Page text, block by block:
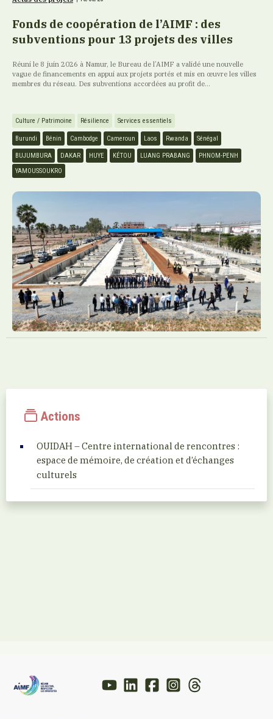
Fonds de coopération de l’AIMF : des
subventions pour 13 projets des villes
Réuni le 8 juin 2026 à Namur, le Bureau de l’AIMF a validé une nouvelle
vague de financements en appui aux projets portés et mis en œuvre les villes
membres du réseau. Des subventions accordées au profit de...
Culture / Patrimoine Résilience Services essentiels
Burundi Bénin Cambodge Cameroun Laos Rwanda Sénégal
BUJUMBURA DAKAR HUYE KÉTOU LUANG PRABANG
PHNOM-PENH
YAMOUSSOUKRO
Actions
OUIDAH – Centre international de rencontres :
espace de mémoire, de création et d’échanges
culturels